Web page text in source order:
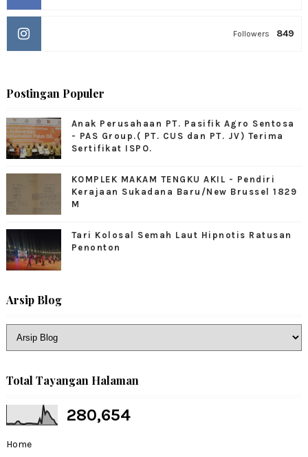
849
Followers
Postingan Populer
Anak Perusahaan PT. Pasifik Agro Sentosa
- PAS Group.( PT. CUS dan PT. JV) Terima
Sertifikat ISPO.
KOMPLEK MAKAM TENGKU AKIL - Pendiri
Kerajaan Sukadana Baru/New Brussel 1829
M
Tari Kolosal Semah Laut Hipnotis Ratusan
Penonton
Arsip Blog
Total Tayangan Halaman
280,654
Home